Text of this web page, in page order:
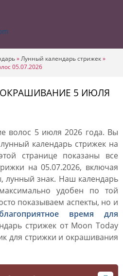
»Лунный календарь стрижек»
05.07.2026
5 ИЮЛЯ
волос 5 июля 2026 года. Вы
календарь стрижек на
странице показаны все
на 05.07.2026, включая
лунный знак. Наш календарь
удобен по той
показываем аспекты, но и
время для
стрижек от Moon Today
для стрижки и окрашивания